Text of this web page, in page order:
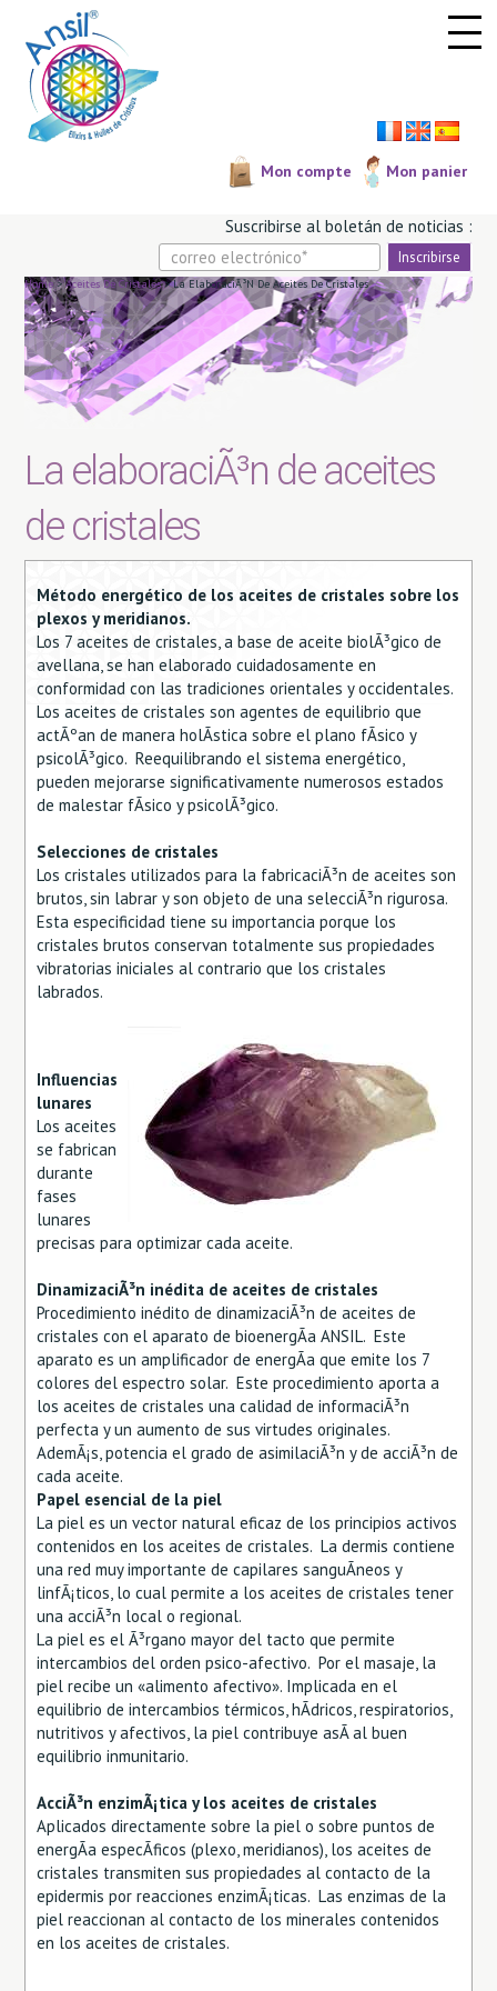
Mon compte Mon panier
Suscribirse al boletá­n de noticias :
Home > Aceites De Cristales > La ElaboraciÃ³n De Aceites De Cristales
La elaboraciÃ³n de aceites
de cristales
Método energético de los aceites de cristales sobre los
plexos y meridianos.
Los 7 aceites de cristales, a base de aceite biolÃ³gico de
avellana, se han elaborado cuidadosamente en
conformidad con las tradiciones orientales y occidentales.
Los aceites de cristales son agentes de equilibrio que
actÃºan de manera holÃ­stica sobre el plano fÃ­sico y
psicolÃ³gico. Reequilibrando el sistema energético,
pueden mejorarse significativamente numerosos estados
de malestar fÃ­sico y psicolÃ³gico.
Selecciones de cristales
Los cristales utilizados para la fabricaciÃ³n de aceites son
brutos, sin labrar y son objeto de una selecciÃ³n rigurosa.
Esta especificidad tiene su importancia porque los
cristales brutos conservan totalmente sus propiedades
vibratorias iniciales al contrario que los cristales
labrados.
Influencias
lunares
Los aceites
se fabrican
durante
fases
lunares
precisas para optimizar cada aceite.
DinamizaciÃ³n inédita de aceites de cristales
Procedimiento inédito de dinamizaciÃ³n de aceites de
cristales con el aparato de bioenergÃ­a ANSIL. Este
aparato es un amplificador de energÃ­a que emite los 7
colores del espectro solar. Este procedimiento aporta a
los aceites de cristales una calidad de informaciÃ³n
perfecta y un aumento de sus virtudes originales.
AdemÃ¡s, potencia el grado de asimilaciÃ³n y de acciÃ³n de
cada aceite.
Papel esencial de la piel
La piel es un vector natural eficaz de los principios activos
contenidos en los aceites de cristales. La dermis contiene
una red muy importante de capilares sanguÃ­neos y
linfÃ¡ticos, lo cual permite a los aceites de cristales tener
una acciÃ³n local o regional.
La piel es el Ã³rgano mayor del tacto que permite
intercambios del orden psico-afectivo. Por el masaje, la
piel recibe un «alimento afectivo». Implicada en el
equilibrio de intercambios térmicos, hÃ­dricos, respiratorios,
nutritivos y afectivos, la piel contribuye asÃ­ al buen
equilibrio inmunitario.
AcciÃ³n enzimÃ¡tica y los aceites de cristales
Aplicados directamente sobre la piel o sobre puntos de
energÃ­a especÃ­ficos (plexo, meridianos), los aceites de
cristales transmiten sus propiedades al contacto de la
epidermis por reacciones enzimÃ¡ticas. Las enzimas de la
piel reaccionan al contacto de los minerales contenidos
en los aceites de cristales.
Panel de gestión de cookies